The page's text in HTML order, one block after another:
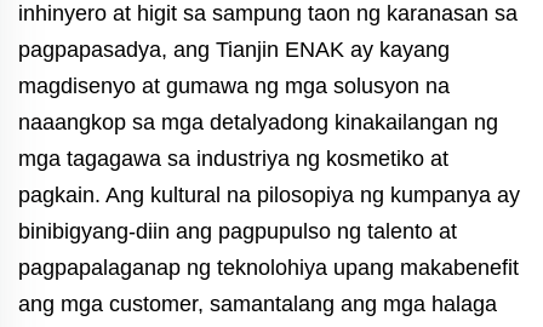
inhinyero at higit sa sampung taon ng karanasan sa
pagpapasadya, ang Tianjin ENAK ay kayang
magdisenyo at gumawa ng mga solusyon na
naaangkop sa mga detalyadong kinakailangan ng
mga tagagawa sa industriya ng kosmetiko at
pagkain. Ang kultural na pilosopiya ng kumpanya ay
binibigyang-diin ang pagpupulso ng talento at
pagpapalaganap ng teknolohiya upang makabenefit
ang mga customer, samantalang ang mga halaga